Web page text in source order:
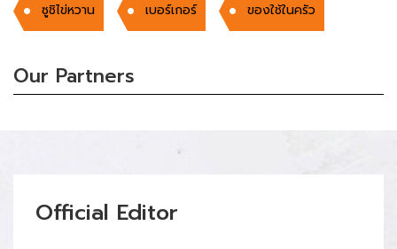
ซูชิไข่หวาน เบอร์เกอร์ ของใช้ในครัว
Our Partners
Official Editor